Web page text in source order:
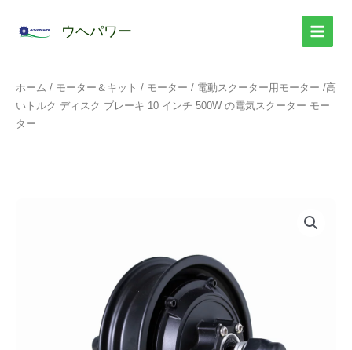
ウヘパワー
ホーム / モーター＆キット / モーター / 電動スクーター用モーター /高
いトルク ディスク ブレーキ 10 インチ 500W の電気スクーター モー
ター